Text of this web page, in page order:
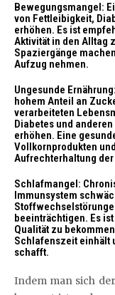
Bewegungsmangel:
von Fettleibigkeit,
erhöhen. Es ist
Aktivität in den Alltag
Spaziergänge
Aufzug nehmen.
Ungesunde
hohem Anteil an
verarbeiteten
Diabetes und
erhöhen. Eine
Vollkornprodukten
Aufrechterhaltung der
Schlafmangel:
Immunsystem
beeinträchtigen. Es
Qualität zu
Schlafenszeit einhält
schafft.
Indem man sich